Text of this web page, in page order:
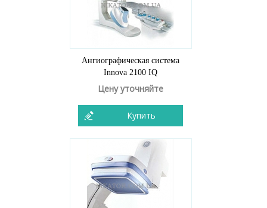
Ангиографическая система
Innova 2100 IQ
Цену уточняйте
Купить